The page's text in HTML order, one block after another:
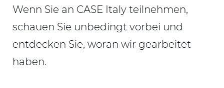
Wenn Sie an CASE Italy teilnehmen,
schauen Sie unbedingt vorbei und
entdecken Sie, woran wir gearbeitet
haben.